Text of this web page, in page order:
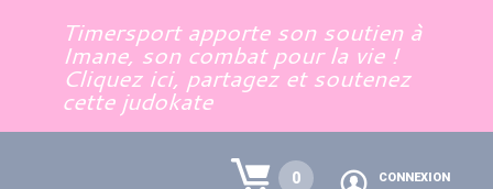
Timersport apporte son soutien à
Imane, son combat pour la vie !
Cliquez ici, partagez et soutenez
cette judokate
0 CONNEXION